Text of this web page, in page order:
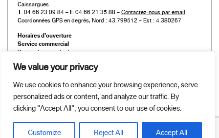
We value your privacy
We use cookies to enhance your browsing experience, serve
personalized ads or content, and analyze our traffic. By
clicking "Accept All", you consent to our use of cookies.
Customize Reject All Accept All
Caissargues
T. 04 66 23 09 84 – F. 04 66 21 35 88 – Contactez-nous par email
Coordonnées GPS en degrés, Nord : 43.799512 – Est : 4.380267
Horaires d’ouverture
Service commercial
Du mardi au vendredi :
Le samedi :
Du mardi au vendredi :
de 9h00 à 12h00 et de 14h00 à 19h00
de 9h00 à 12h00 et de 14h00 à 18h00